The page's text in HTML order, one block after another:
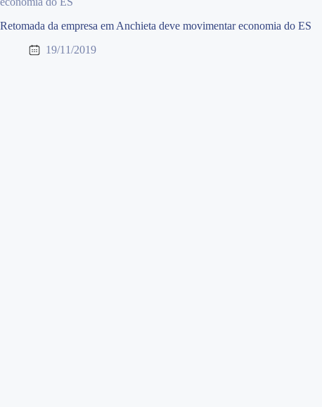
Retomada da empresa em Anchieta deve movimentar economia do ES
19/11/2019